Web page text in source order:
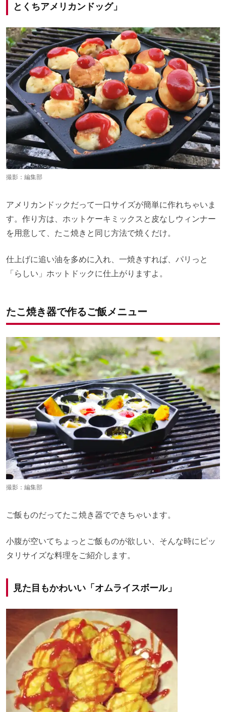
とくちアメリカンドッグ」
撮影：編集部
アメリカンドックだって一口サイズが簡単に作れちゃいま
す。作り方は、ホットケーキミックスと皮なしウィンナー
を用意して、たこ焼きと同じ方法で焼くだけ。
仕上げに追い油を多めに入れ、一焼きすれば、パリっと
「らしい」ホットドックに仕上がりますよ。
たこ焼き器で作るご飯メニュー
撮影：編集部
ご飯ものだってたこ焼き器でできちゃいます。
小腹が空いてちょっとご飯ものが欲しい、そんな時にピッ
タリサイズな料理をご紹介します。
見た目もかわいい「オムライスボール」